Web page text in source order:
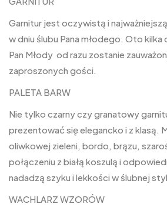
Garnitur jest oczywistą i
w dniu ślubu Pana młodego. Oto
Pan Młody od razu zostanie
zaproszonych gości.
PALETA BARW
Nie tylko czarny czy granatowy
prezentować się elegancko i z klasą.
oliwkowej zieleni, bordo, brązu,
połączeniu z białą koszulą i
nadadzą szyku i lekkości w ślubnej
WACHLARZ WZORÓW